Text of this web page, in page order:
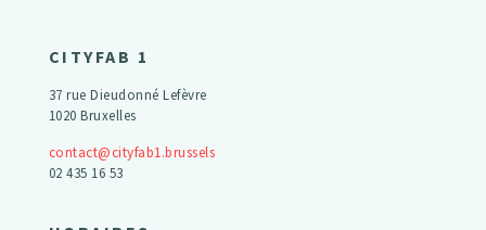
CITYFAB 1
37 rue Dieudonné Lefèvre
1020 Bruxelles
contact@cityfab1.brussels
02 435 16 53